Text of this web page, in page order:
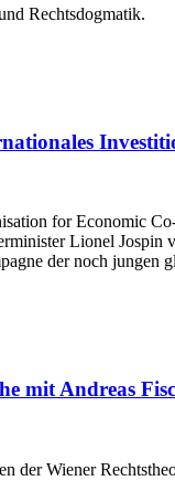
Rechtsdogmatik.
for Economic
Lionel
der noch jungen
mit Andreas
der Wiener